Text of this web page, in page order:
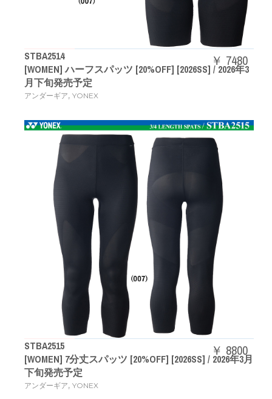
STBA2514
[WOMEN] ハーフスパッツ [20%OFF] [2026SS] / 2026年3
月下旬発売予定
アンダーギア, YONEX
￥ 7480
STBA2515
[WOMEN] 7分丈スパッツ [20%OFF] [2026SS] / 2026年3月
下旬発売予定
アンダーギア, YONEX
￥ 8800